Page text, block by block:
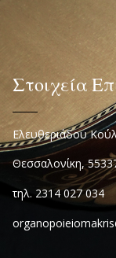
Στοιχεία
Ελευθεριάδου
Θεσσαλονίκη,
τηλ. 2314 027 034